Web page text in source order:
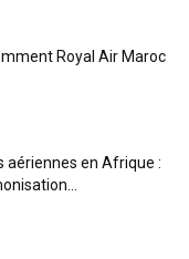
Royal Air Maroc
en Afrique :